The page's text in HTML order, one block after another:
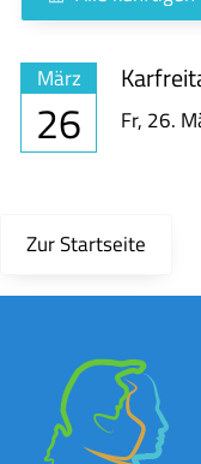
März
26 Fr, 26.
Zur Startseite